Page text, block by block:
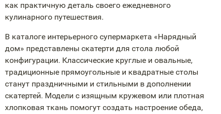
как практичную деталь своего ежедневного
кулинарного путешествия.
В каталоге интерьерного супермаркета «Нарядный
дом» представлены скатерти для стола любой
конфигурации. Классические круглые и овальные,
традиционные прямоугольные и квадратные столы
станут праздничными и стильными в дополнении
скатертей. Модели с изящным кружевом или плотная
хлопковая ткань помогут создать настроение обеда,